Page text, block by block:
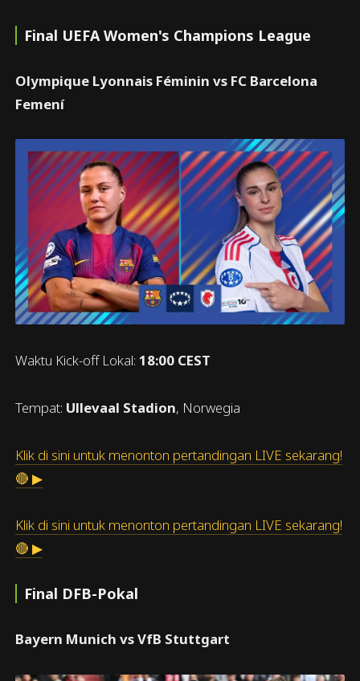
Final UEFA Women's Champions League
Olympique Lyonnais Féminin vs FC Barcelona
Femení
Waktu Kick-off Lokal:18:00 CEST
Tempat: Ullevaal Stadion, Norwegia
Klik di sini untuk menonton pertandingan LIVE sekarang!
🔴 ▶
Klik di sini untuk menonton pertandingan LIVE sekarang!
🔴 ▶
Final DFB-Pokal
Bayern Munich vs VfB Stuttgart